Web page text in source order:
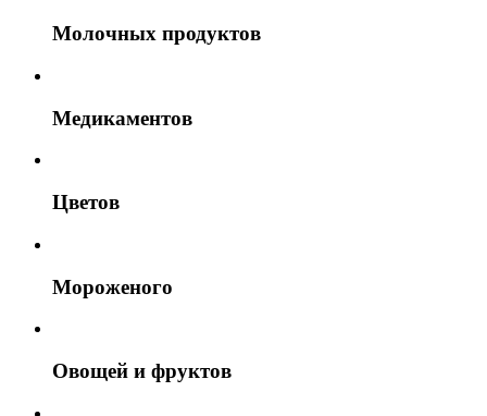
Молочных продуктов
Медикаментов
Цветов
Мороженого
Овощей и фруктов